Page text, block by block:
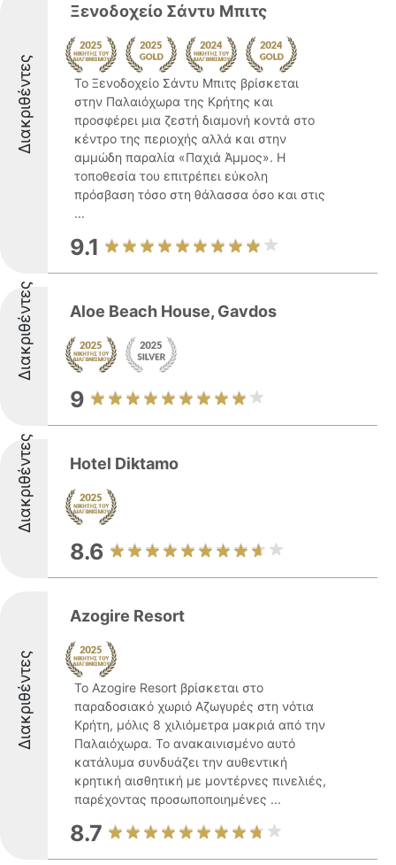
Διακριθέντες
Ξενοδοχείο Σάντυ Μπιτς
Το Ξενοδοχείο Σάντυ Μπιτς βρίσκεται
στην Παλαιόχωρα της Κρήτης και
προσφέρει μια ζεστή διαμονή κοντά στο
κέντρο της περιοχής αλλά και στην
αμμώδη παραλία «Παχιά Άμμος». Η
τοποθεσία του επιτρέπει εύκολη
πρόσβαση τόσο στη θάλασσα όσο και στις
...
9.1
Διακριθέντες Aloe Beach House, Gavdos
9
Διακριθέντες Hotel Diktamo
8.6
Διακριθέντες
Azogire Resort
Το Azogire Resort βρίσκεται στο
παραδοσιακό χωριό Αζωγυρές στη νότια
Κρήτη, μόλις 8 χιλιόμετρα μακριά από την
Παλαιόχωρα. Το ανακαινισμένο αυτό
κατάλυμα συνδυάζει την αυθεντική
κρητική αισθητική με μοντέρνες πινελιές,
παρέχοντας προσωποποιημένες ...
8.7